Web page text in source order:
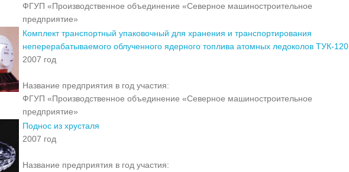
ФГУП «Производственное объединение «Северное машиностроительное
предприятие»
Комплект транспортный упаковочный для хранения и транспортирования
неперерабатываемого облученного ядерного топлива атомных ледоколов ТУК-120
2007 год
Название предприятия в год участия:
ФГУП «Производственное объединение «Северное машиностроительное
предприятие»
Поднос из хрусталя
2007 год
Название предприятия в год участия: